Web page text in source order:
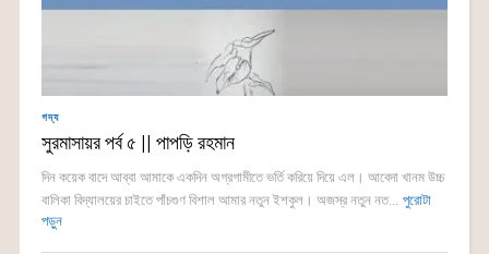
গদ্য
সুরমাসায়র পর্ব ৫ || পাপড়ি রহমান
দিন কয়েক বাদে আব্বা আমাকে একদিন অগ্রগামীতে ভর্তি করিয়ে দিয়ে এল। আবেদা খানম উচ্চ
বালিকা বিদ্যালয়ের চাইতে পাঁচগুণ বিশাল আমার নতুন ইশকুল। অজস্র নতুন নত... পুরোটা
পড়ুন